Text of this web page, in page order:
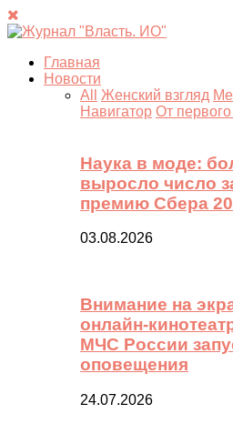
Главная
Новости
All
Женский взгляд
Навигатор От
Наука в моде:
выросло число
премию Сбера
03.08.2026
Внимание на
онлайн-
МЧС России
оповещения
24.07.2026